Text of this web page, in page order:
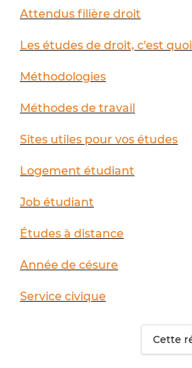
Attendus filière droit
Les études de droit, c'est
Méthodologies
Méthodes de travail
Sites utiles pour vos études
Logement étudiant
Job étudiant
Études à distance
Année de césure
Service civique
Cette